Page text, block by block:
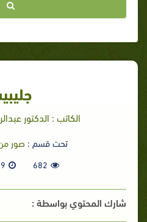
الكاتب : الدكتور
تحت قسم : صور
682
شارك المحتوي بواسطة :